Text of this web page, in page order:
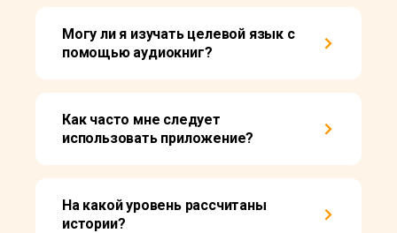
Могу ли я изучать целевой язык с
помощью аудиокниг?
Как часто мне следует
использовать приложение?
На какой уровень рассчитаны
истории?